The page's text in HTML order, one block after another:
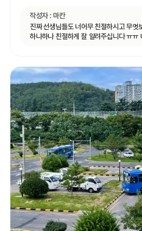
작성자 : 마칸
진짜 선생님들도 너어무 친절하시고 무엇
하나하나 친절하게 잘 알려주십니다 ㅠㅠ